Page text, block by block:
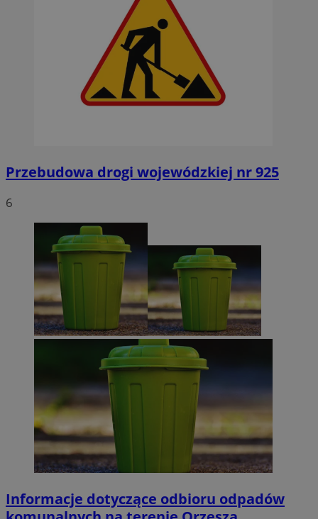
Przebudowa drogi wojewódzkiej nr 925
6
Informacje dotyczące odbioru odpadów